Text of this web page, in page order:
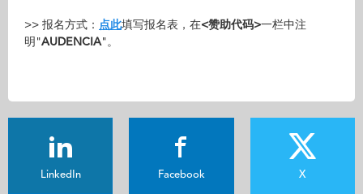
>> 报名方式： 点此填写报名表，在<赞助代码>一栏中注
明"AUDENCIA"。
LinkedIn Facebook X